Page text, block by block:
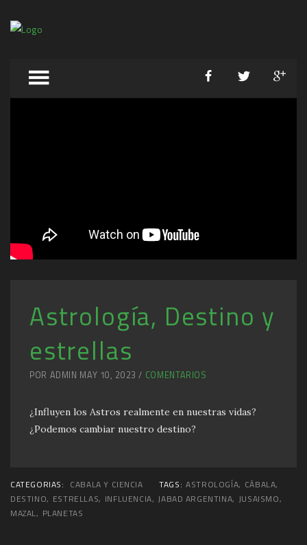
Astrología, Destino y
estrellas
POR ADMIN MAY 10, 2023 / COMENTARIOS
¿Influyen los Astros realmente en nuestras vidas?
¿Podemos cambiar nuestro destino?
CATEGORIAS: CABALA Y CIENCIA TAGS: ASTROLOGÍA, CÁBALA,
DESTINO, ESTRELLAS, INFLUENCIA, JABAD ARGENTINA, JUSAISMO,
MAZAL, PLANETAS